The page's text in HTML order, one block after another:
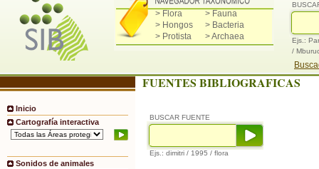
> Flora
> Fauna
> Hongos
> Bacteria
> Protista
> Archaea
Ejs.:
/
Inicio
Cartografía interactiva
Sonidos de animales
FUENTES BIBLIOGRAFICAS
BUSCAR FUENTE
Ejs.: dimitri / 1995 / flora